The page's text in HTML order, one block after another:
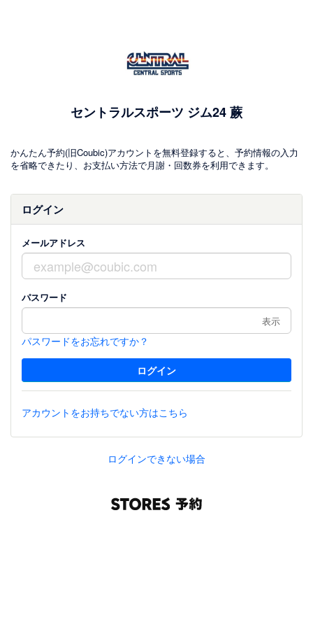
セントラルスポーツ ジム24 蕨
かんたん予約(旧Coubic)アカウントを無料登録すると、予約情報の入力
を省略できたり、お支払い方法で月謝・回数券を利用できます。
ログイン
メールアドレス
パスワード
表示
パスワードをお忘れですか？
アカウントをお持ちでない方はこちら
ログインできない場合